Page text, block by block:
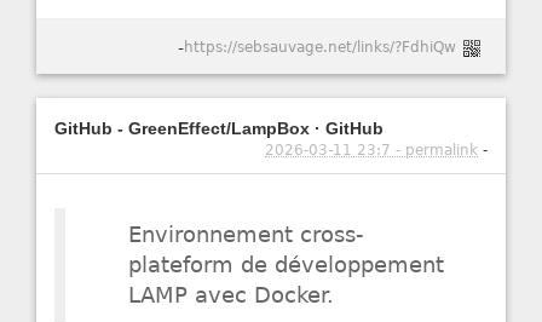
-https://sebsauvage.net/links/?FdhiQw
GitHub - GreenEffect/LampBox · GitHub
2026-03-11 23:7 - permalink -
Environnement cross-
plateform de développement
LAMP avec Docker.